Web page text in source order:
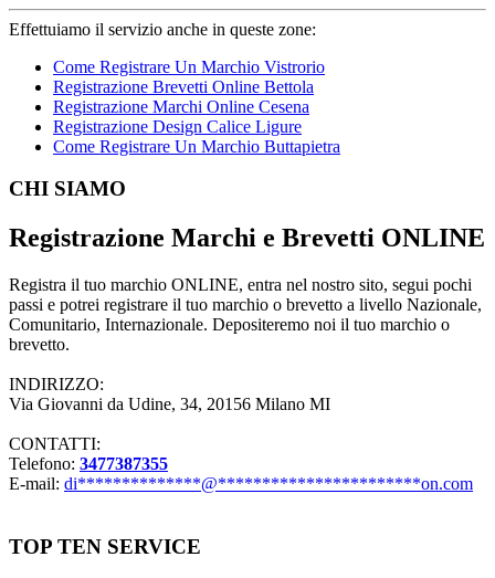
Effettuiamo il servizio anche in queste zone:
Come Registrare Un Marchio Vistrorio
Registrazione Brevetti Online Bettola
Registrazione Marchi Online Cesena
Registrazione Design Calice Ligure
Come Registrare Un Marchio Buttapietra
Footer
CHI SIAMO
Registrazione Marchi e Brevetti ONLINE
Registra il tuo marchio ONLINE, entra nel nostro sito, segui pochi
passi e potrei registrare il tuo marchio o brevetto a livello Nazionale,
Comunitario, Internazionale. Depositeremo noi il tuo marchio o
brevetto.
INDIRIZZO:
Via Giovanni da Udine, 34, 20156 Milano MI
CONTATTI:
Telefono: 3477387355
E-mail: di**************@***********************on.com
TOP TEN SERVICE